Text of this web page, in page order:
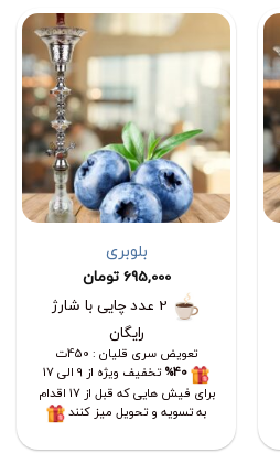
بلوبری
695,000 تومان
2 عدد چایی با شارژ
رایگان
تعویض سری قلیان : 450ت
%40
تخفیف ویژه از 9 الی 17
برای فیش هایی که قبل از 17 اقدام
به تسویه و تحویل میز کنند